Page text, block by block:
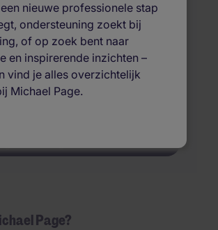
nieuwe professionele stap
ondersteuning zoekt bij
of op zoek bent naar
en inspirerende inzichten –
vind je alles overzichtelijk
Michael Page.
25 jaar in België en meer dan 50
verbinden we organisaties
het verschil maakt. Over
en sectoren heen,
Page?